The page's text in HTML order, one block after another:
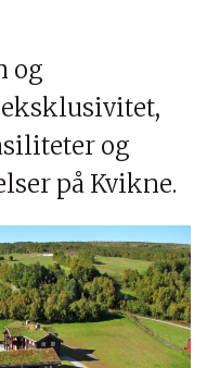
og
og
på Kvikne.